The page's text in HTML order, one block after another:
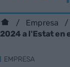
Empresa
2024 a l'Estat en
EMPRESA